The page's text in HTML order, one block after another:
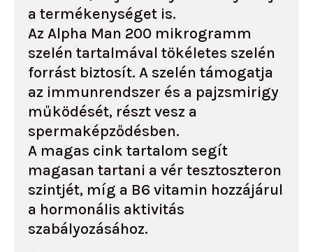
a termékenységet is.
Az Alpha Man 200 mikrogramm
szelén tartalmával tökéletes szelén
forrást biztosít. A szelén támogatja
az immunrendszer és a pajzsmirigy
működését, részt vesz a
spermaképződésben.
A magas cink tartalom segít
magasan tartani a vér tesztoszteron
szintjét, míg a B6 vitamin hozzájárul
a hormonális aktivitás
szabályozásához.